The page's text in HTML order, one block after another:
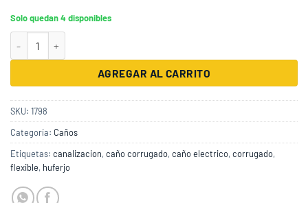
Solo quedan 4 disponibles
AGREGAR AL CARRITO
SKU: 1798
Categoría: Caños
Etiquetas: canalizacion,caño corrugado,caño electrico,corrugado,
flexible, huferjo